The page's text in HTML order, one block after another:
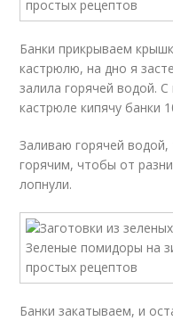
Банки прикрываем
кастрюлю, на дно я
залила горячей водой.
кастрюле кипячу банки
Заливаю горячей водой,
горячим, чтобы от
лопнули.
Банки закатываем, и